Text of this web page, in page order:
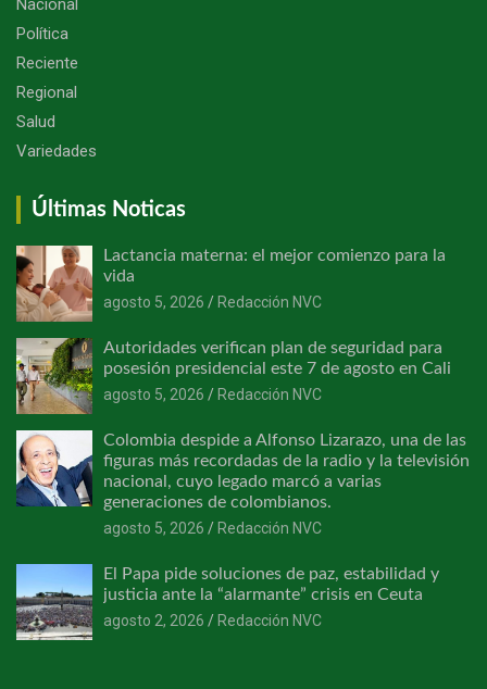
Nacional
Política
Reciente
Regional
Salud
Variedades
Últimas Noticas
Lactancia materna: el mejor comienzo para la
vida
agosto 5, 2026
Redacción NVC
Autoridades verifican plan de seguridad para
posesión presidencial este 7 de agosto en Cali
agosto 5, 2026
Redacción NVC
Colombia despide a Alfonso Lizarazo, una de las
figuras más recordadas de la radio y la televisión
nacional, cuyo legado marcó a varias
generaciones de colombianos.
agosto 5, 2026
Redacción NVC
El Papa pide soluciones de paz, estabilidad y
justicia ante la “alarmante” crisis en Ceuta
agosto 2, 2026
Redacción NVC